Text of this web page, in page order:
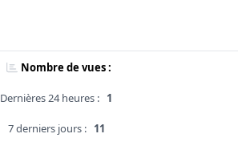
Nombre de vues :
Dernières 24 heures : 1
7 derniers jours : 11